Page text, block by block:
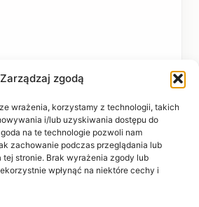
Zarządzaj zgodą
wrażenia, korzystamy z technologii, takich
i/lub uzyskiwania dostępu do
na te technologie pozwoli nam
zachowanie podczas przeglądania lub
stronie. Brak wyrażenia zgody lub
wpłynąć na niektóre cechy i
dostawy